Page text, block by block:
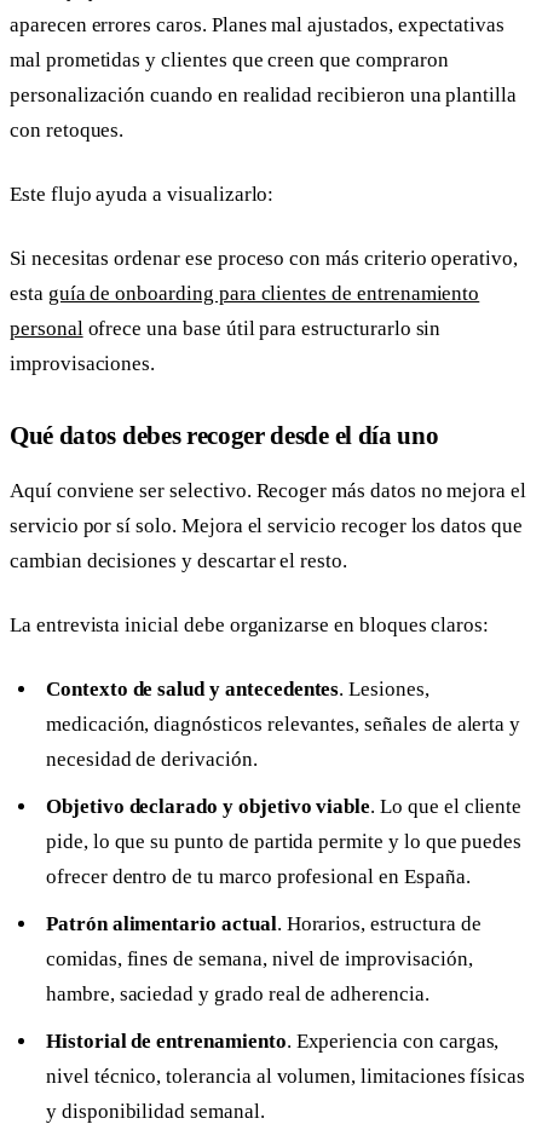
aparecen errores caros. Planes mal ajustados, expectativas
mal prometidas y clientes que creen que compraron
personalización cuando en realidad recibieron una plantilla
con retoques.
Este flujo ayuda a visualizarlo:
Si necesitas ordenar ese proceso con más criterio operativo,
esta guía de onboarding para clientes de entrenamiento
personalofrece una base útil para estructurarlo sin
improvisaciones.
Qué datos debes recoger desde el día uno
Aquí conviene ser selectivo. Recoger más datos no mejora el
servicio por sí solo. Mejora el servicio recoger los datos que
cambian decisiones y descartar el resto.
La entrevista inicial debe organizarse en bloques claros:
Contexto de salud y antecedentes. Lesiones,
medicación, diagnósticos relevantes, señales de alerta y
necesidad de derivación.
Objetivo declarado y objetivo viable. Lo que el cliente
pide, lo que su punto de partida permite y lo que puedes
ofrecer dentro de tu marco profesional en España.
Patrón alimentario actual. Horarios, estructura de
comidas, fines de semana, nivel de improvisación,
hambre, saciedad y grado real de adherencia.
Historial de entrenamiento. Experiencia con cargas,
nivel técnico, tolerancia al volumen, limitaciones físicas
y disponibilidad semanal.